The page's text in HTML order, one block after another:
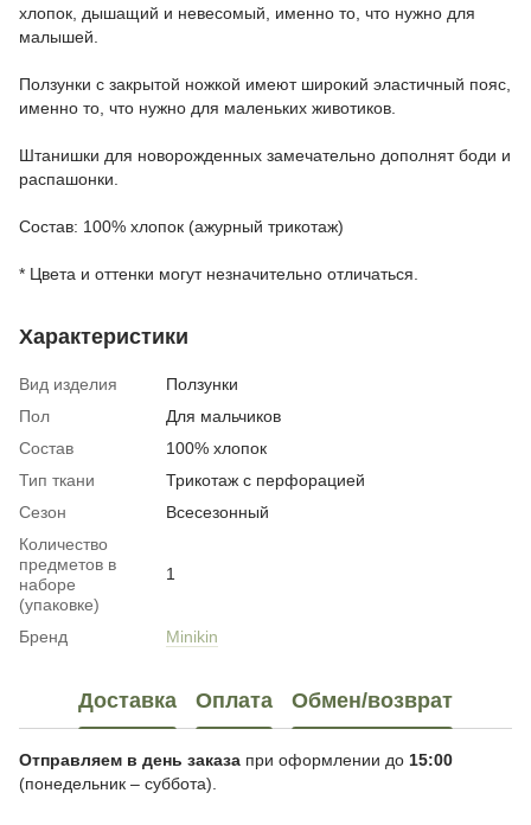
хлопок, дышащий и невесомый, именно то, что нужно для
малышей.
Ползунки с закрытой ножкой имеют широкий эластичный пояс,
именно то, что нужно для маленьких животиков.
Штанишки для новорожденных замечательно дополнят боди и
распашонки.
Состав: 100% хлопок (ажурный трикотаж)
* Цвета и оттенки могут незначительно отличаться.
Характеристики
Вид изделия
Ползунки
Пол
Для мальчиков
Состав
100% хлопок
Тип ткани
Трикотаж с перфорацией
Сезон
Всесезонный
Количество
предметов в
наборе
(упаковке)
1
Бренд Minikin
Доставка Оплата Обмен/возврат
Отправляем в день заказа при оформлении до 15:00
(понедельник – суббота).